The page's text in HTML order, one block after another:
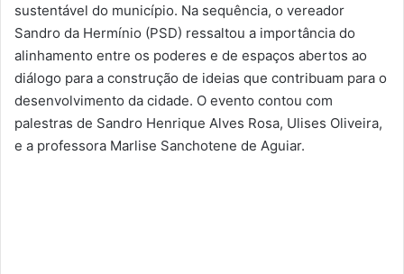
sustentável do município. Na sequência, o vereador
Sandro da Hermínio (PSD) ressaltou a importância do
alinhamento entre os poderes e de espaços abertos ao
diálogo para a construção de ideias que contribuam para o
desenvolvimento da cidade. O evento contou com
palestras de Sandro Henrique Alves Rosa, Ulises Oliveira,
e a professora Marlise Sanchotene de Aguiar.